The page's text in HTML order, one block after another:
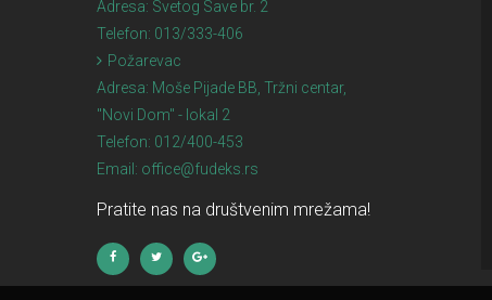
Adresa: Svetog Save br. 2
Telefon: 013/333-406
Požarevac
Adresa: Moše Pijade BB, Tržni centar,
"Novi Dom" - lokal 2
Telefon: 012/400-453
Email: office@fudeks.rs
Pratite nas na društvenim mrežama!